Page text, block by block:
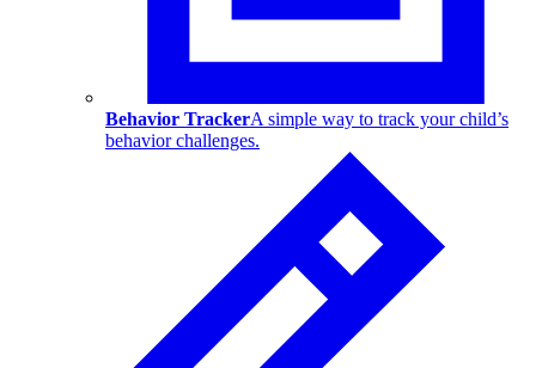
Behavior TrackerA simple way to track your child’s
behavior challenges.